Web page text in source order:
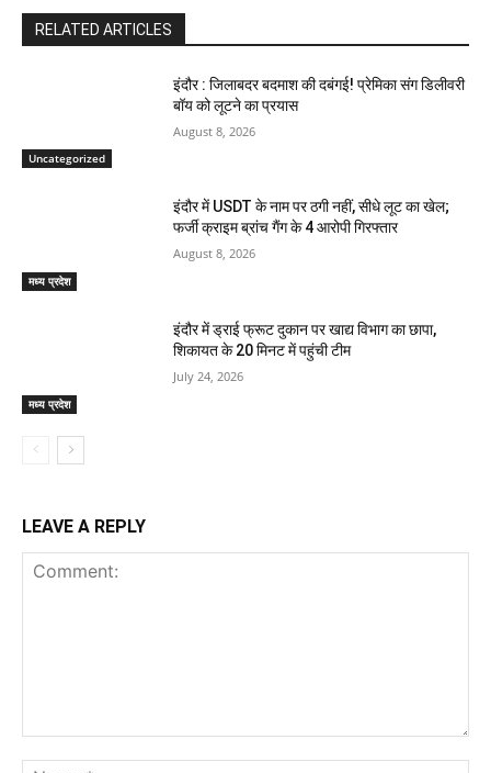
RELATED ARTICLES
Uncategorized
इंदौर : जिलाबदर बदमाश की दबंगई! प्रेमिका संग डिलीवरी
बॉय को लूटने का प्रयास
August 8, 2026
मध्य प्रदेश
इंदौर में USDT के नाम पर ठगी नहीं, सीधे लूट का खेल;
फर्जी क्राइम ब्रांच गैंग के 4 आरोपी गिरफ्तार
August 8, 2026
मध्य प्रदेश
इंदौर में ड्राई फ्रूट दुकान पर खाद्य विभाग का छापा,
शिकायत के 20 मिनट में पहुंची टीम
July 24, 2026
LEAVE A REPLY